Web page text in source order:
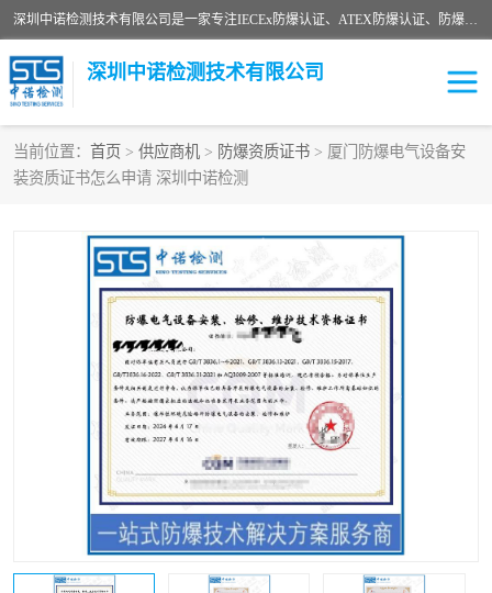
深圳中诺检测技术有限公司是一家专注IECEx防爆认证、ATEX防爆认证、防爆电气检测、防爆合格证、煤安认证等代理机构，可为客户提供从防爆设计、认证、现场检查、工程施工改造、培训等一站式服务。
深圳中诺检测技术有限公司
当前位置： 首页 > 供应商机 > 防爆资质证书 > 厦门防爆电气设备安
装资质证书怎么申请 深圳中诺检测
ATEX防爆认证
防爆3C认证 现场防爆检测
防爆工程 煤安矿安
IECEx防爆认证
防爆资质证书 各国防爆认证
SIL认证
防爆电气检测机构 防爆合格证代理机构